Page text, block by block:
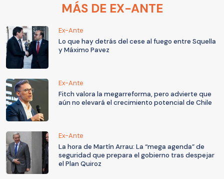
MÁS DE EX-ANTE
Ex-Ante
Lo que hay detrás del cese al fuego entre Squella
y Máximo Pavez
Ex-Ante
Fitch valora la megarreforma, pero advierte que
aún no elevará el crecimiento potencial de Chile
Ex-Ante
La hora de Martín Arrau: La “mega agenda” de
seguridad que prepara el gobierno tras despejar
el Plan Quiroz